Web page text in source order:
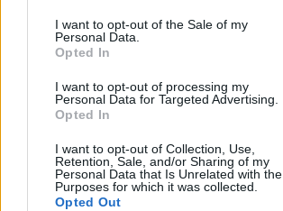
I want to opt-out of the Sale of my
Personal Data.
Opted In
I want to opt-out of processing my
Personal Data for Targeted Advertising.
Opted In
I want to opt-out of Collection, Use,
Retention, Sale, and/or Sharing of my
Personal Data that Is Unrelated with the
Purposes for which it was collected.
Opted Out